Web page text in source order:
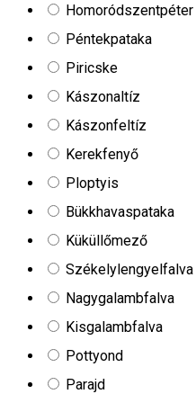
Homoródszentpéter
Péntekpataka
Piricske
Kászonaltíz
Kászonfeltíz
Kerekfenyő
Ploptyis
Bükkhavaspataka
Küküllőmező
Székelylengyelfalva
Nagygalambfalva
Kisgalambfalva
Pottyond
Parajd